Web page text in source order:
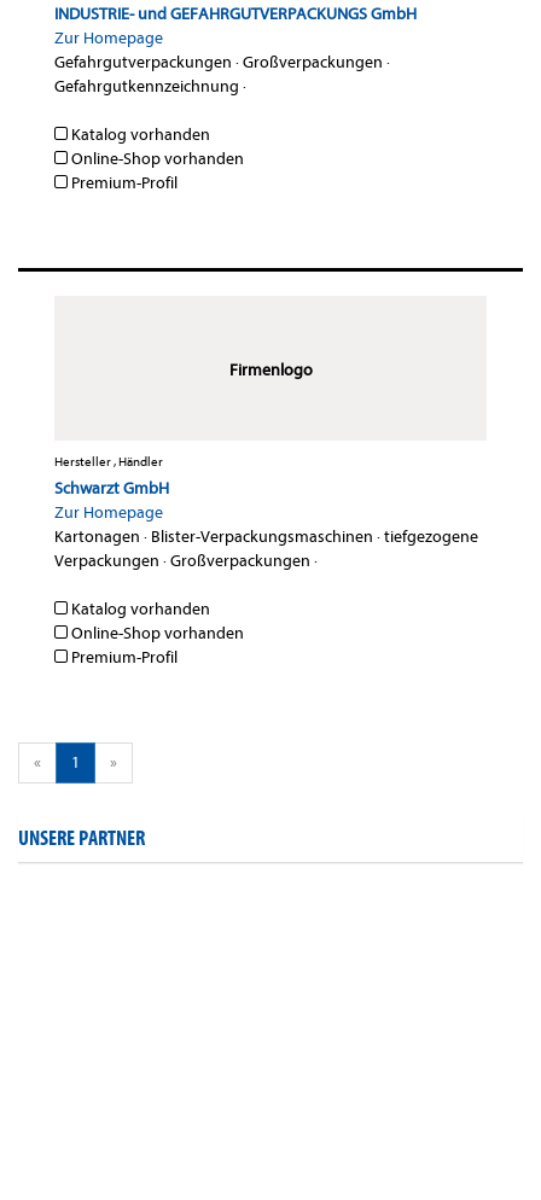
INDUSTRIE- und GEFAHRGUTVERPACKUNGS GmbH
Zur Homepage
Gefahrgutverpackungen ·Großverpackungen ·
Gefahrgutkennzeichnung ·
Katalog vorhanden
Online-Shop vorhanden
Premium-Profil
Firmenlogo
Hersteller , Händler
Schwarzt GmbH
Zur Homepage
Kartonagen · Blister-Verpackungsmaschinen ·tiefgezogene
Verpackungen ·Großverpackungen ·
Katalog vorhanden
Online-Shop vorhanden
Premium-Profil
« 1 »
UNSERE PARTNER